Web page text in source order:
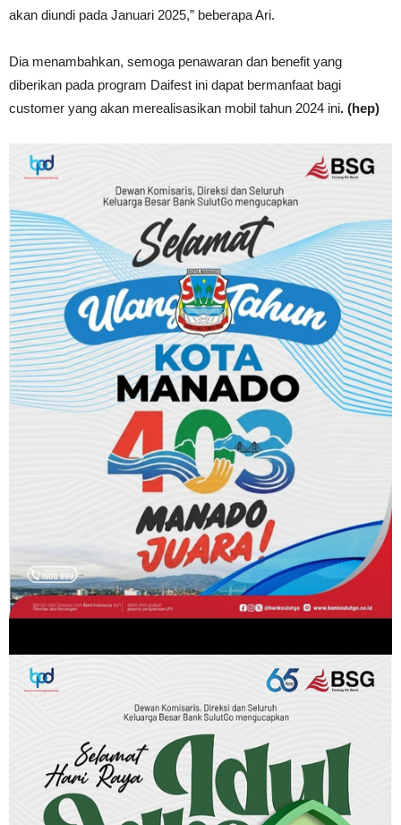
akan diundi pada Januari 2025,” beberapa Ari.
Dia menambahkan, semoga penawaran dan benefit yang
diberikan pada program Daifest ini dapat bermanfaat bagi
customer yang akan merealisasikan mobil tahun 2024 ini. (hep)